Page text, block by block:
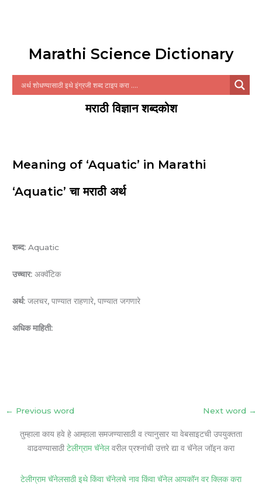
Marathi Science Dictionary
मराठी विज्ञान शब्दकोश
Meaning of ‘Aquatic’ in Marathi
‘Aquatic’ चा मराठी अर्थ
शब्द: Aquatic
उच्चार: अक्वॅटिक
अर्थ: जलचर, पाण्यात राहणारे, पाण्यात जगणारे
अधिक माहिती:
← Previous word Next word →
तुम्हाला काय हवे हे आम्हाला समजण्यासाठी व त्यानुसार या वेबसाइटची उपयुक्तता
वाढवण्यासाठी टेलीग्राम चॅनेलवरील प्रश्नांची उत्तरे द्या व चॅनेल जॉइन करा
टेलीग्राम चॅनेलसाठी इथे किंवा चॅनेलचे नाव किंवा चॅनेल आयकॉन वर क्लिक करा